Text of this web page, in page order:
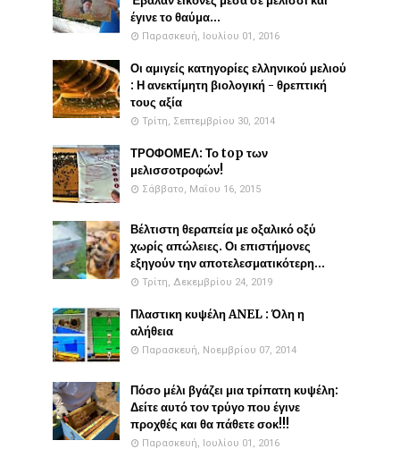
έγινε το θαύμα...
Παρασκευή, Ιουλίου 01, 2016
Οι αμιγείς κατηγορίες ελληνικού μελιού
: Η ανεκτίμητη βιολογική - θρεπτική
τους αξία
Τρίτη, Σεπτεμβρίου 30, 2014
ΤΡΟΦΟΜΕΛ: Το top των
μελισσοτροφών!
Σάββατο, Μαΐου 16, 2015
Βέλτιστη θεραπεία με οξαλικό οξύ
χωρίς απώλειες. Οι επιστήμονες
εξηγούν την αποτελεσματικότερη...
Τρίτη, Δεκεμβρίου 24, 2019
Πλαστικη κυψέλη ANEL : Όλη η
αλήθεια
Παρασκευή, Νοεμβρίου 07, 2014
Πόσο μέλι βγάζει μια τρίπατη κυψέλη:
Δείτε αυτό τον τρύγο που έγινε
προχθές και θα πάθετε σοκ!!!
Παρασκευή, Ιουλίου 01, 2016